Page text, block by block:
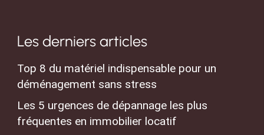
Les derniers articles
Top 8 du matériel indispensable pour un
déménagement sans stress
Les 5 urgences de dépannage les plus
fréquentes en immobilier locatif